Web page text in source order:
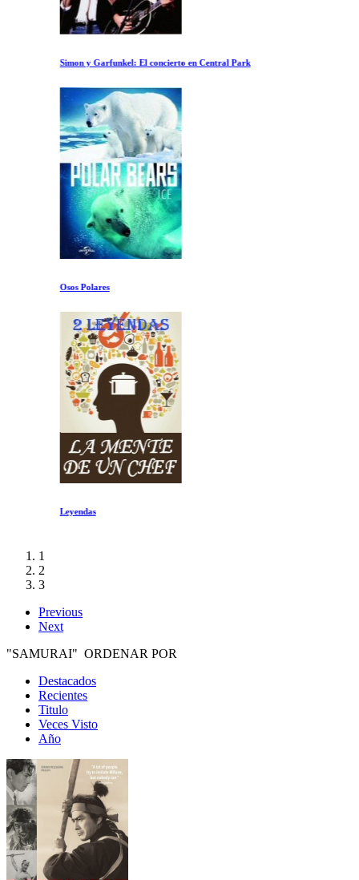
Simon y Garfunkel: El concierto en Central Park
Osos Polares
Leyendas
1
2
3
Previous
Next
"SAMURAI" ORDENAR POR
Destacados
Recientes
Titulo
Veces Visto
Año